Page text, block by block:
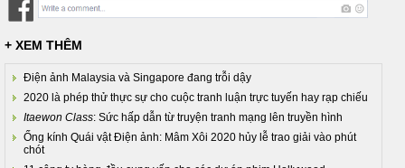
+ XEM THÊM
Điện ảnh Malaysia và Singapore đang trỗi dậy
2020 là phép thử thực sự cho cuộc tranh luận trực tuyến hay rạp chiếu
Itaewon Class: Sức hấp dẫn từ truyện tranh mạng lên truyền hình
Ống kính Quái vật Điện ảnh: Mâm Xôi 2020 hủy lễ trao giải vào phút
chót